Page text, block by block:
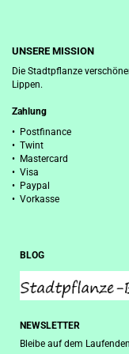
UNSERE MISSION
Die Stadtpflanze
Lippen.
Zahlung
• Postfinance
• Twint
• Mastercard
• Visa
• Paypal
• Vorkasse
BLOG
NEWSLETTER
Bleibe auf dem